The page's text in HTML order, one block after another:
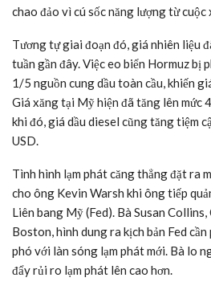
chao đảo vì cú sốc năng lượng từ
Tương tự giai đoạn đó, giá nhiên liệu
tuần gần đây. Việc eo biển Hormuz bị
1/5 nguồn cung dầu toàn cầu, khiến
Giá xăng tại Mỹ hiện đã tăng lên mức
khi đó, giá dầu diesel cũng tăng tiệm
USD.
Tình hình lạm phát căng thẳng đặt ra
cho ông Kevin Warsh khi ông tiếp
Liên bang Mỹ (Fed). Bà Susan
Boston, hình dung ra kịch bản Fed
phó với làn sóng lạm phát mới. Bà lo
đẩy rủi ro lạm phát lên cao hơn.